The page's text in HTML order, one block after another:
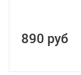
890 руб